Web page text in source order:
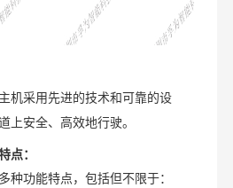
机采用先进的技术和可靠的设
上安全、高效地行驶。
点：
种功能特点，包括但不限于：